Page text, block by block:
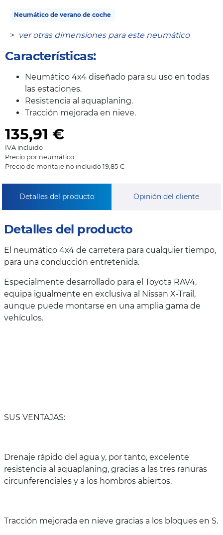
Neumático de verano de coche
> ver otras dimensiones para este neumático
Características:
Neumático 4x4 diseñado para su uso en todas
las estaciones.
Resistencia al aquaplaning.
Tracción mejorada en nieve.
135,91 €
IVA incluido
Precio por neumático
Precio de montaje no incluido 19,85 €
Detalles del producto Opinión del cliente
Detalles del producto
El neumático 4x4 de carretera para cualquier tiempo,
para una conducción entretenida.
Especialmente desarrollado para el Toyota RAV4,
equipa igualmente en exclusiva al Nissan X-Trail,
aunque puede montarse en una amplia gama de
vehículos.
SUS VENTAJAS:
Drenaje rápido del agua y, por tanto, excelente
resistencia al aquaplaning, gracias a las tres ranuras
circunferenciales y a los hombros abiertos.
Tracción mejorada en nieve gracias a los bloques en S.